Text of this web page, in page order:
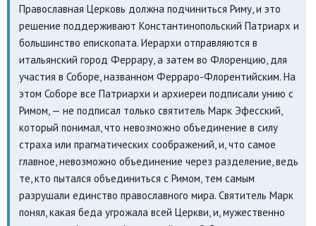
Православная Церковь должна подчиниться Риму, и это
решение поддерживают Константинопольский Патриарх и
большинство епископата. Иерархи отправляются в
итальянский город Феррару, а затем во Флоренцию, для
участия в Соборе, названном Ферраро-Флорентийским. На
этом Соборе все Патриархи и архиереи подписали унию с
Римом, — не подписал только святитель Марк Эфесский,
который понимал, что невозможно объединение в силу
страха или прагматических соображений, и, что самое
главное, невозможно объединение через разделение, ведь
те, кто пытался объединиться с Римом, тем самым
разрушали единство православного мира. Святитель Марк
понял, какая беда угрожала всей Церкви, и, мужественно